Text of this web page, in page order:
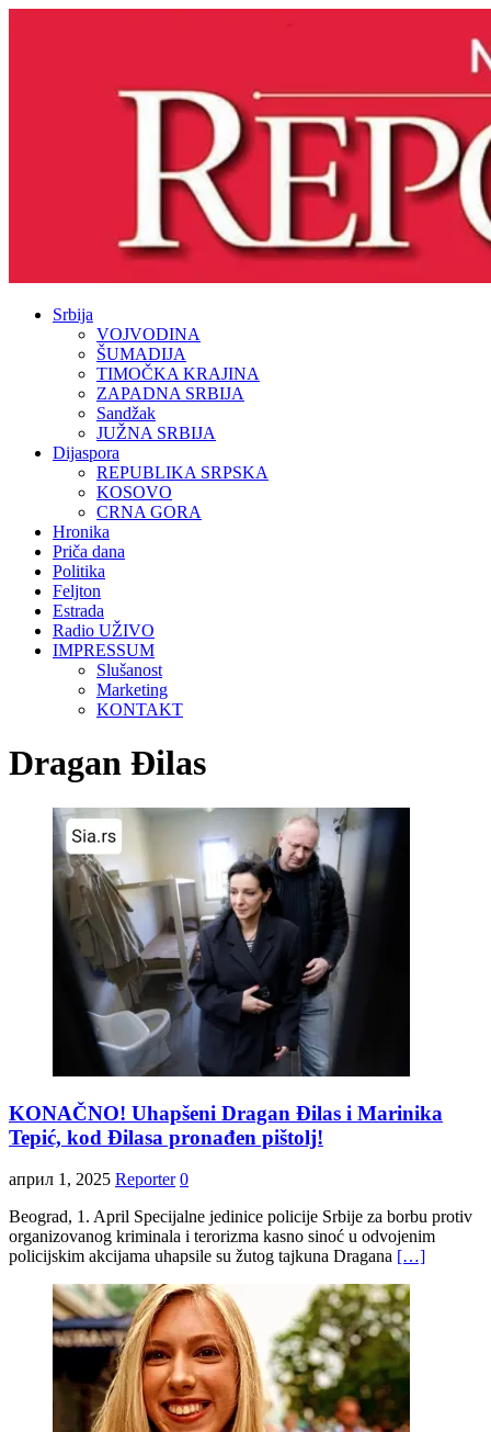
Srbija
VOJVODINA
ŠUMADIJA
TIMOČKA KRAJINA
ZAPADNA SRBIJA
Sandžak
JUŽNA SRBIJA
Dijaspora
REPUBLIKA SRPSKA
KOSOVO
CRNA GORA
Hronika
Priča dana
Politika
Feljton
Estrada
Radio UŽIVO
IMPRESSUM
Slušanost
Marketing
KONTAKT
Dragan Đilas
KONAČNO! Uhapšeni Dragan Đilas i Marinika
Tepić, kod Đilasa pronađen pištolj!
април 1, 2025 Reporter 0
Beograd, 1. April Specijalne jedinice policije Srbije za borbu protiv
organizovanog kriminala i terorizma kasno sinoć u odvojenim
policijskim akcijama uhapsile su žutog tajkuna Dragana […]